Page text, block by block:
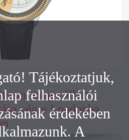
megszállott
végre Londonba
Tájékoztatjuk,
felhasználói
érdekében
A